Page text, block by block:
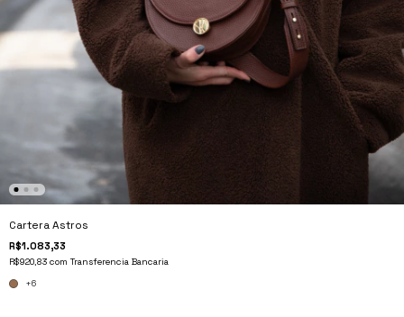
Cartera Astros
R$1.083,33
R$920,83 com Transferencia Bancaria
+6